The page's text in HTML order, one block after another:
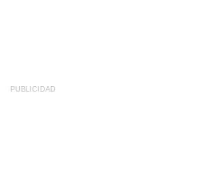
PUBLICIDAD